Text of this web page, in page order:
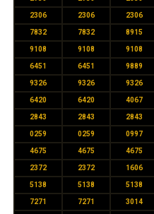
2306 2306 2306
7832 7832 8915
9108 9108 9108
6451 6451 9889
9326 9326 9326
6420 6420 4067
2843 2843 2843
0259 0259 0997
4675 4675 4675
2372 2372 1606
5138 5138 5138
7271 7271 3014